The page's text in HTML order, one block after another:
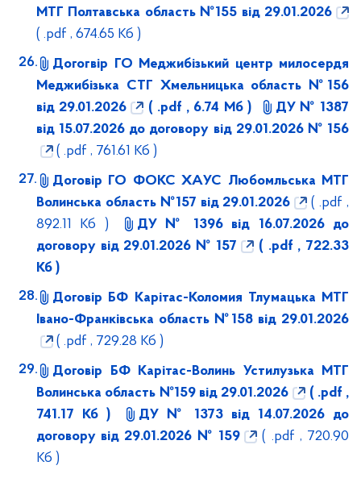
МТГ Полтавська область №155 від 29.01.2026
( .pdf , 674.65 Кб )
Догогвір ГО Меджибізький центр милосердя
Меджибізька СТГ Хмельницька область №156
від 29.01.2026
( .pdf , 6.74 Мб )
ДУ № 1387
від 15.07.2026 до договору від 29.01.2026 № 156
( .pdf , 761.61 Кб )
Договір ГО ФОКС ХАУС Любомльська МТГ
Волинська область №157 від 29.01.2026
( .pdf ,
892.11 Кб )
ДУ № 1396 від 16.07.2026 до
договору від 29.01.2026 № 157
( .pdf , 722.33
Кб )
Договір БФ Карітас-Коломия Тлумацька МТГ
Івано-Франківська область №158 від 29.01.2026
( .pdf , 729.28 Кб )
Договір БФ Карітас-Волинь Устилузька МТГ
Волинська область №159 від 29.01.2026
( .pdf ,
741.17 Кб )
ДУ № 1373 від 14.07.2026 до
договору від 29.01.2026 № 159
( .pdf , 720.90
Кб )